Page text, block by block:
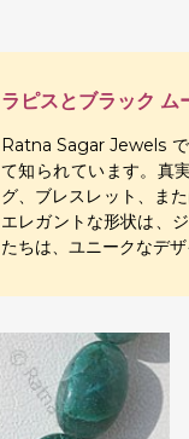
ラピスとブラック ム
Ratna Sagar Jewels
て知られています。真
グ、ブレスレット、ま
エレガントな形状は、
たちは、ユニークなデ